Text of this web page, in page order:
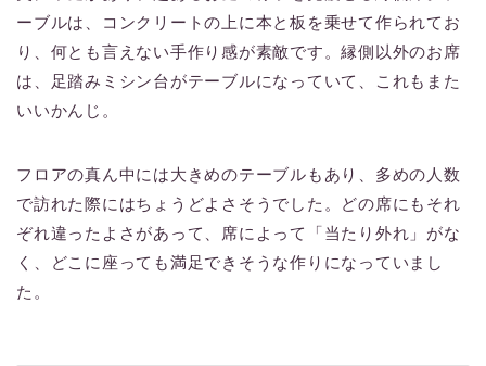
ーブルは、コンクリートの上に本と板を乗せて作られてお
り、何とも言えない手作り感が素敵です。縁側以外のお席
は、足踏みミシン台がテーブルになっていて、これもまた
いいかんじ。
フロアの真ん中には大きめのテーブルもあり、多めの人数
で訪れた際にはちょうどよさそうでした。どの席にもそれ
ぞれ違ったよさがあって、席によって「当たり外れ」がな
く、どこに座っても満足できそうな作りになっていまし
た。